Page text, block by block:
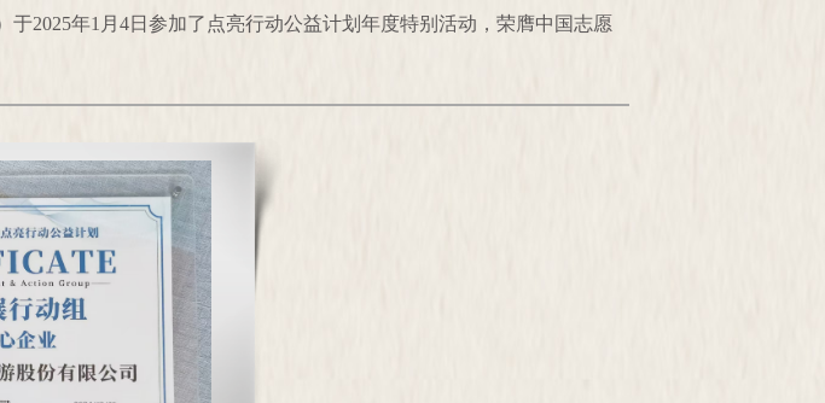
2025年1月4日参加了点亮行动公益计划年度特别活动，荣膺中国志愿